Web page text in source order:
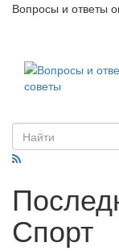
Вопросы и ответы
Спорт